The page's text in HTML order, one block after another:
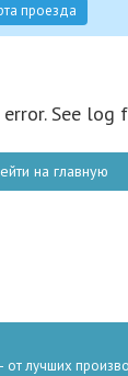
проезда
See log
на главную
лучших